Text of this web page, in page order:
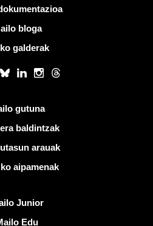
bloga
galderak
BlueskyLinkedInInstagram
Threads
gutuna
baldintzak
arauak
aipamenak
Junior
Edu